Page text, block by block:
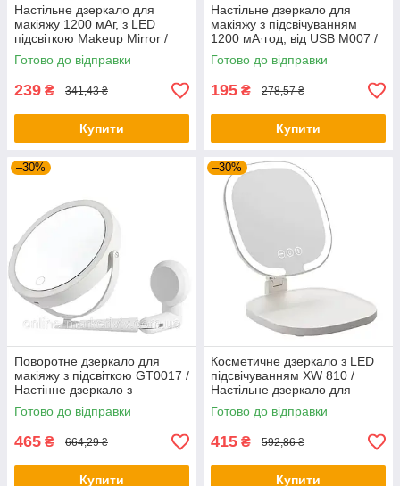
Настільне дзеркало для
макіяжу 1200 мАг, з LED
підсвіткою Makeup Mirror /
Сенсорне настільне дзеркало
/ Дзеркало з підсвіткою
Готово до відправки
239 ₴ 341,43 ₴
Купити
Настільне дзеркало для
макіяжу з підсвічуванням
1200 мА·год, від USB M007 /
Косметичне дзеркало /
Акумуляторне дзеркало
Готово до відправки
195 ₴ 278,57 ₴
Купити
–30%
Поворотне дзеркало для
макіяжу з підсвіткою GT0017 /
Настінне дзеркало з
підсвіткою / Косметичне
дзеркало
Готово до відправки
465 ₴ 664,29 ₴
Купити
–30%
Косметичне дзеркало з LED
підсвічуванням XW 810 /
Настільне дзеркало для
макіяжу / Сенсорне дзеркало
Готово до відправки
415 ₴ 592,86 ₴
Купити